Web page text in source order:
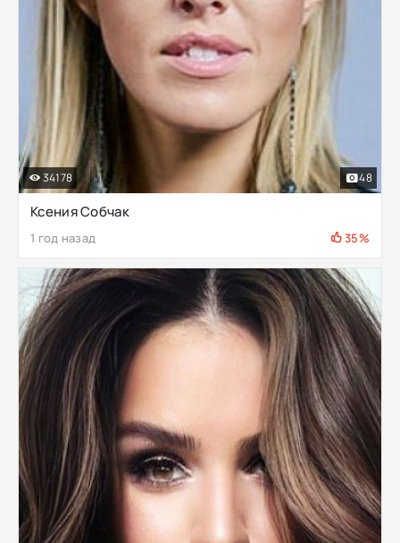
Ксения Собчак
1 год назад 35%
34178 48